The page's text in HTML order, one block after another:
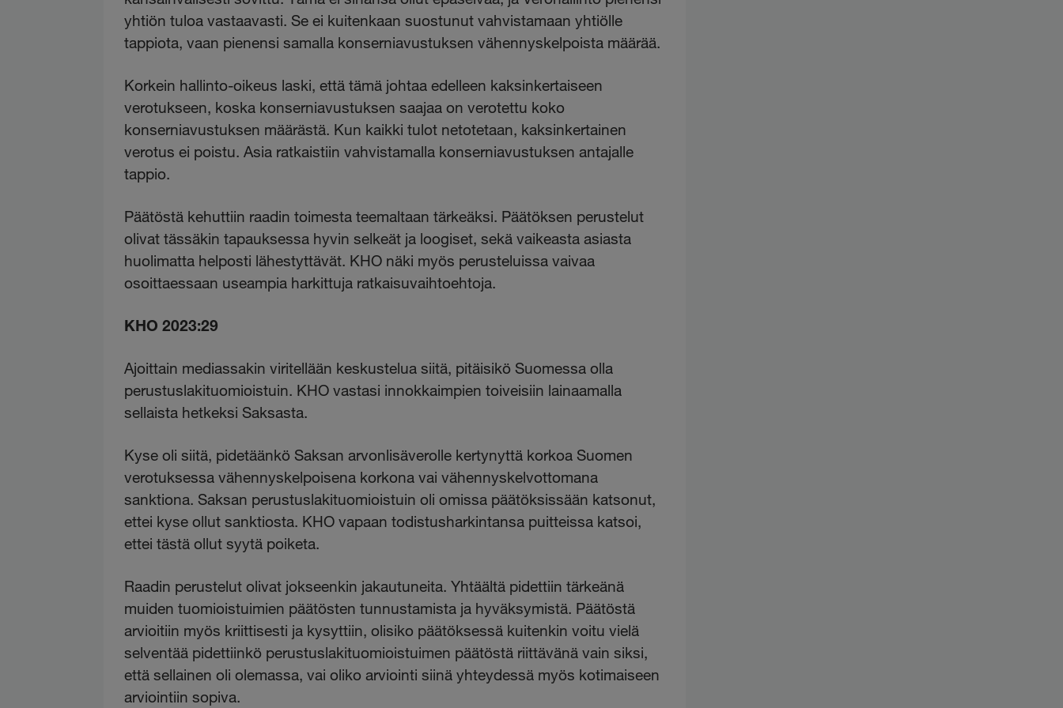
yhtiön tuloa vastaavasti. Se ei kuitenkaan suostunut vahvistamaan yhtiölle
tappiota, vaan pienensi samalla konserniavustuksen vähennyskelpoista määrää.
Korkein hallinto-oikeus laski, että tämä johtaa edelleen kaksinkertaiseen
verotukseen, koska konserniavustuksen saajaa on verotettu koko
konserniavustuksen määrästä. Kun kaikki tulot netotetaan, kaksinkertainen
verotus ei poistu. Asia ratkaistiin vahvistamalla konserniavustuksen antajalle
tappio.
Päätöstä kehuttiin raadin toimesta teemaltaan tärkeäksi. Päätöksen perustelut
olivat tässäkin tapauksessa hyvin selkeät ja loogiset, sekä vaikeasta asiasta
huolimatta helposti lähestyttävät. KHO näki myös perusteluissa vaivaa
osoittaessaan useampia harkittuja ratkaisuvaihtoehtoja.
KHO 2023:29
Ajoittain mediassakin viritellään keskustelua siitä, pitäisikö Suomessa olla
perustuslakituomioistuin. KHO vastasi innokkaimpien toiveisiin lainaamalla
sellaista hetkeksi Saksasta.
Kyse oli siitä, pidetäänkö Saksan arvonlisäverolle kertynyttä korkoa Suomen
verotuksessa vähennyskelpoisena korkona vai vähennyskelvottomana
sanktiona. Saksan perustuslakituomioistuin oli omissa päätöksissään katsonut,
ettei kyse ollut sanktiosta. KHO vapaan todistusharkintansa puitteissa katsoi,
ettei tästä ollut syytä poiketa.
Raadin perustelut olivat jokseenkin jakautuneita. Yhtäältä pidettiin tärkeänä
muiden tuomioistuimien päätösten tunnustamista ja hyväksymistä. Päätöstä
arvioitiin myös kriittisesti ja kysyttiin, olisiko päätöksessä kuitenkin voitu vielä
selventää pidettiinkö perustuslakituomioistuimen päätöstä riittävänä vain siksi,
että sellainen oli olemassa, vai oliko arviointi siinä yhteydessä myös kotimaiseen
arviointiin sopiva.